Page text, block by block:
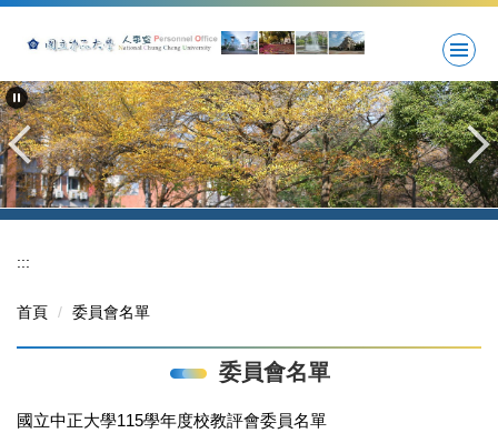
要
內
容
區
:::
首頁 委員會名單
委員會名單
國立中正大學115學年度校教評會委員名單